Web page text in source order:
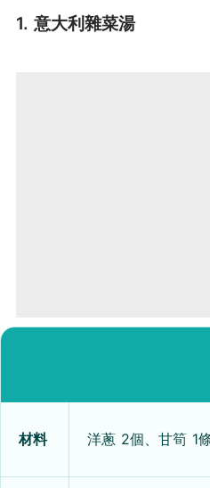
1. 意大利雜菜湯
材料 洋蔥 2個、甘筍 1